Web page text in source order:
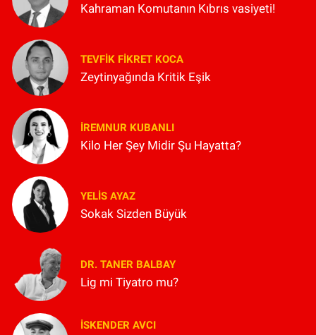
Kahraman Komutanın Kıbrıs vasiyeti!
TEVFIK FIKRET KOCA
Zeytinyağında Kritik Eşik
İREMNUR KUBANLI
Kilo Her Şey Midir Şu Hayatta?
YELIS AYAZ
Sokak Sizden Büyük
DR. TANER BALBAY
Lig mi Tiyatro mu?
İSKENDER AVCI